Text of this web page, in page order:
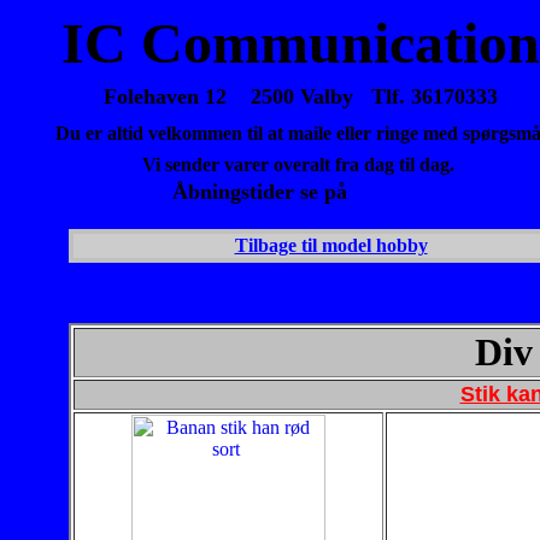
IC Communication
Folehaven 12 2500 Valby Tlf. 36170333
Du er altid velkommen til at maile eller ringe med
Vi sender varer overalt fra dag til dag.
Åbningstider se på
Tilbage til model hobby
Stik